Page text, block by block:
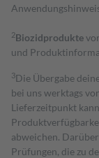
2Biozidprodukte
und
3Die Übergabe
bei uns werktags
Lieferzeitpunkt
abweichen.
Prüfungen, die zu